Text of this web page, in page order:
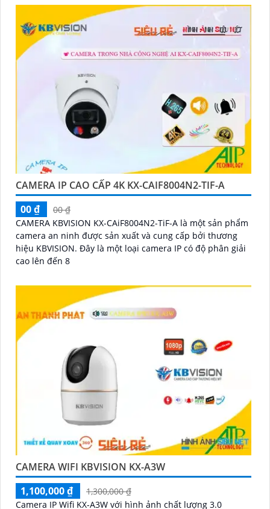
Nếu bạn quan tâm đến việc lắp đặt Camera Báo Động
Chống Trộm, bạn có thể liên hệ với các công ty cung
cấp dịch vụ lắp đặt camera hoặc công ty an ninh
chuyên nghiệp địa phương. Bạn cũng có thể tìm hiểu
về các sản phẩm camera báo động trên thị trường và
tự lắp đặt nếu bạn muốn.
Nếu bạn cần thêm thông tin hoặc muốn để lại thông
tin liên lạc, Từng công trình có thể giúp bạn tìm kiếm
các dịch vụ liên quan đến lắp đặt Camera Báo Động
CAMERA IP CAO CẤP 4K KX-CAIF8004N2-TIF-A
00 ₫
00 ₫
CAMERA KBVISION KX-CAiF8004N2-TiF-A là một sản phẩm
camera an ninh được sản xuất và cung cấp bởi thương
hiệu KBVISION. Đây là một loại camera IP có độ phân giải
cao lên đến 8
CAMERA WIFI KBVISION KX-A3W
1,100,000 ₫
1,300,000 ₫
Camera IP Wifi KX-A3W với hình ảnh chất lượng 3.0